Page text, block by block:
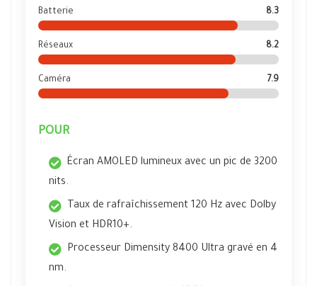
Batterie 8.3
Réseaux 8.2
Caméra 7.9
POUR
Écran AMOLED lumineux avec un pic de 3200
nits.
Taux de rafraîchissement 120 Hz avec Dolby
Vision et HDR10+.
Processeur Dimensity 8400 Ultra gravé en 4
nm.